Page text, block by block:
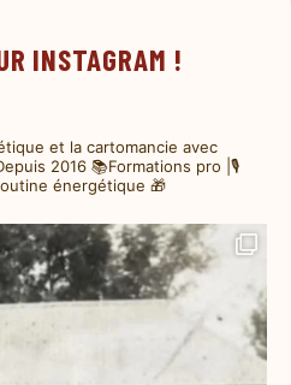
INSTAGRAM !
et la cartomancie avec
2016 📚Formations pro |🎙️
énergétique 🎁